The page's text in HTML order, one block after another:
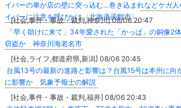
イバーの車が店の壁に突っ込む…巻き込まれなどケガ
イバーに注意を呼びかけ〈北海道函館市〉
[社会,事件・事故・裁判,神奈川] 08/06 20:47
「早く助けに来て」34年愛された「かっぱ」の銅像
窃盗か 神奈川海老名市
[社会,ライフ,都道府県,新潟] 08/06 20:45
台風13号の最新の進路と影響は？台風15号は本州に
に影響か 気象予報士の解説
[社会,事件・事故・裁判,福井] 08/06 20:43